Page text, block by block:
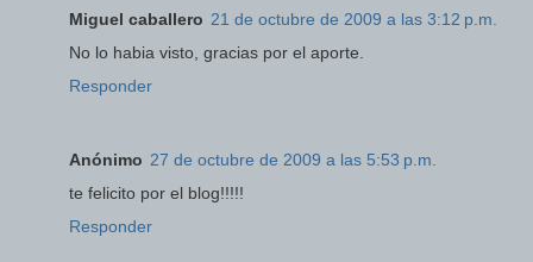
Miguel caballero 21 de octubre de 2009 a las 3:12 p.m.
No lo habia visto, gracias por el aporte.
Responder
Anónimo 27 de octubre de 2009 a las 5:53 p.m.
te felicito por el blog!!!!!
Responder